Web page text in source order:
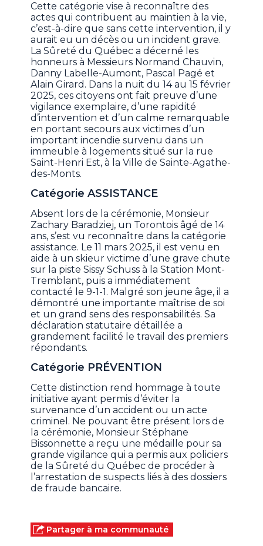
Cette catégorie vise à reconnaître des
actes qui contribuent au maintien à la vie,
c’est-à-dire que sans cette intervention, il y
aurait eu un décès ou un incident grave.
La Sûreté du Québec a décerné les
honneurs à Messieurs Normand Chauvin,
Danny Labelle-Aumont, Pascal Pagé et
Alain Girard. Dans la nuit du 14 au 15 février
2025, ces citoyens ont fait preuve d’une
vigilance exemplaire, d’une rapidité
d’intervention et d’un calme remarquable
en portant secours aux victimes d’un
important incendie survenu dans un
immeuble à logements situé sur la rue
Saint-Henri Est, à la Ville de Sainte-Agathe-
des-Monts.
Catégorie ASSISTANCE
Absent lors de la cérémonie, Monsieur
Zachary Baradziej, un Torontois âgé de 14
ans, s’est vu reconnaître dans la catégorie
assistance. Le 11 mars 2025, il est venu en
aide à un skieur victime d’une grave chute
sur la piste Sissy Schuss à la Station Mont-
Tremblant, puis a immédiatement
contacté le 9-1-1. Malgré son jeune âge, il a
démontré une importante maîtrise de soi
et un grand sens des responsabilités. Sa
déclaration statutaire détaillée a
grandement facilité le travail des premiers
répondants.
Catégorie PRÉVENTION
Cette distinction rend hommage à toute
initiative ayant permis d’éviter la
survenance d’un accident ou un acte
criminel. Ne pouvant être présent lors de
la cérémonie, Monsieur Stéphane
Bissonnette a reçu une médaille pour sa
grande vigilance qui a permis aux policiers
de la Sûreté du Québec de procéder à
l’arrestation de suspects liés à des dossiers
de fraude bancaire.
Partager à ma communauté